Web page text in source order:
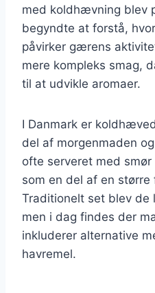
med koldhævning blev
begyndte at forstå,
påvirker gærens
mere kompleks smag,
til at udvikle aromaer.
I Danmark er
del af morgenmaden
ofte serveret med
som en del af en større
Traditionelt set blev de
men i dag findes der
inkluderer alternative
havremel.